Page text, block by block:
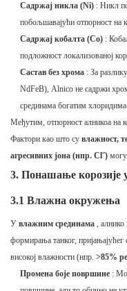
Садржај никла (Ni) : Никл
побољшавајући отпорност на
Садржај кобалта (Co) :
подложност локализованој
Састав без хрома : За
NdFeB), Alnico не садржи
срединама богатим хлоридима.
Међутим, отпорност алникоа на
Фактори као што су влажност,
агресивних јона (нпр. Cl⁻)
3. Понашање
3.1 Влажна окружења
У влажним срединама , алнико
формирања танког,
високој влажности (нпр. >85%
Промена боје површине :